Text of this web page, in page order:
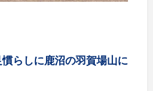
らしに鹿沼の羽賀場山に